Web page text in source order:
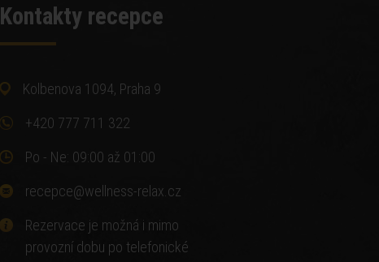
Kontakty recepce
Kolbenova 1094, Praha 9
+420 777 711 322
Po - Ne: 09:00 až 01:00
recepce@wellness-relax.cz
Rezervace je možná i mimo
provozní dobu po telefonické